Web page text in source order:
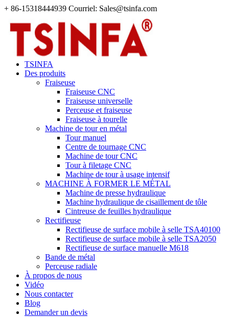
+ 86-15318444939 Courriel: Sales@tsinfa.com
TSINFA
Des produits
Fraiseuse
Fraiseuse CNC
Fraiseuse universelle
Perceuse et fraiseuse
Fraiseuse à tourelle
Machine de tour en métal
Tour manuel
Centre de tournage CNC
Machine de tour CNC
Tour à filetage CNC
Machine de tour à usage intensif
MACHINE À FORMER LE MÉTAL
Machine de presse hydraulique
Machine hydraulique de cisaillement de tôle
Cintreuse de feuilles hydraulique
Rectifieuse
Rectifieuse de surface mobile à selle TSA40100
Rectifieuse de surface mobile à selle TSA2050
Rectifieuse de surface manuelle M618
Bande de métal
Perceuse radiale
À propos de nous
Vidéo
Nous contacter
Blog
Demander un devis